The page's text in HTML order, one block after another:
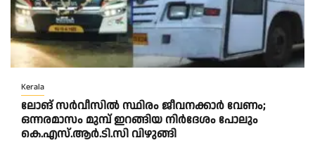
Kerala
ലോങ് സർവീസിൽ സ്ഥിരം ജീവനക്കാർ വേണം;
ഒന്നരമാസം മുമ്പ് ഇറങ്ങിയ നിർദേശം പോലും
കെ.എസ്.ആർ.ടി.സി വിഴുങ്ങി